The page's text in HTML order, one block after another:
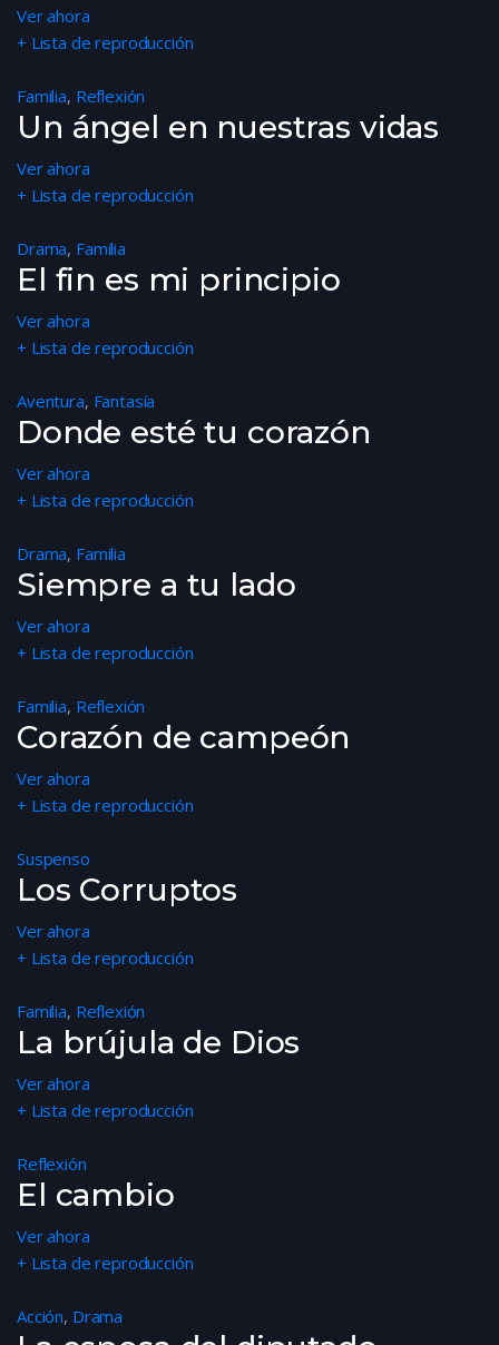
Ver ahora
+ Lista de reproducción
Familia, Reflexión
Un ángel en nuestras vidas
Ver ahora
+ Lista de reproducción
Drama, Familia
El fin es mi principio
Ver ahora
+ Lista de reproducción
Aventura, Fantasía
Donde esté tu corazón
Ver ahora
+ Lista de reproducción
Drama, Familia
Siempre a tu lado
Ver ahora
+ Lista de reproducción
Familia, Reflexión
Corazón de campeón
Ver ahora
+ Lista de reproducción
Suspenso
Los Corruptos
Ver ahora
+ Lista de reproducción
Familia, Reflexión
La brújula de Dios
Ver ahora
+ Lista de reproducción
Reflexión
El cambio
Ver ahora
+ Lista de reproducción
Acción, Drama